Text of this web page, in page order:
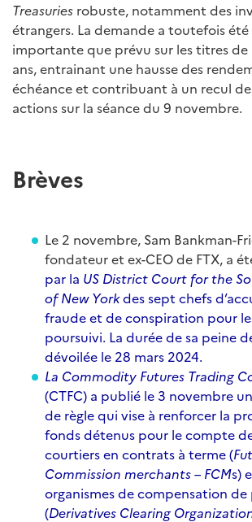
Treasuries robuste, notamment des
étrangers. La demande a toutefois
importante que prévu sur les titres
ans, entrainant une hausse des
échéance et contribuant à un recul
actions sur la séance du 9 novembre.
Brèves
Le 2 novembre, Sam Bankman-
fondateur et ex-CEO de FTX, a
par la US District Court for the
of New Yorkdes sept chefs
fraude et de conspiration pour
poursuivi. La durée de sa peine
dévoilée le 28 mars 2024.
La Commodity Futures Trading
(CTFC) a publié le 3 novembre
de règle qui vise à renforcer la
fonds détenus pour le compte
courtiers en contrats à terme (
Commission merchants – FCMs)
organismes de compensation
(Derivatives Clearing